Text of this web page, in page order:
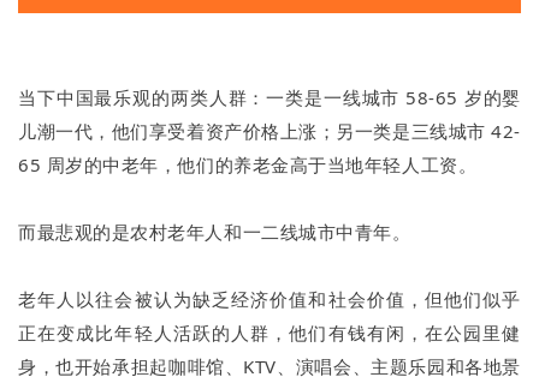
当下中国最乐观的两类人群：一类是一线城市 58-65 岁的婴
儿潮一代，他们享受着资产价格上涨；另一类是三线城市 42-
65 周岁的中老年，他们的养老金高于当地年轻人工资。
而最悲观的是农村老年人和一二线城市中青年。
老年人以往会被认为缺乏经济价值和社会价值，但他们似乎
正在变成比年轻人活跃的人群，他们有钱有闲，在公园里健
身，也开始承担起咖啡馆、KTV、演唱会、主题乐园和各地景